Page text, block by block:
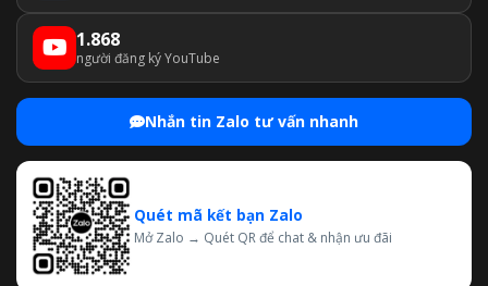
1.868
người đăng ký YouTube
Nhắn tin Zalo tư vấn nhanh
Quét mã kết bạn Zalo
Mở Zalo → Quét QR để chat & nhận ưu đãi